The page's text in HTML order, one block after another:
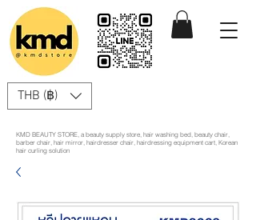
THB (฿)
KMD BEAUTY STORE, a beauty supply store, hair washing bed, beauty chair,
barber chair, hair mirror, hairdresser chair, hairdressing equipment cart, Korean
hair curling solution